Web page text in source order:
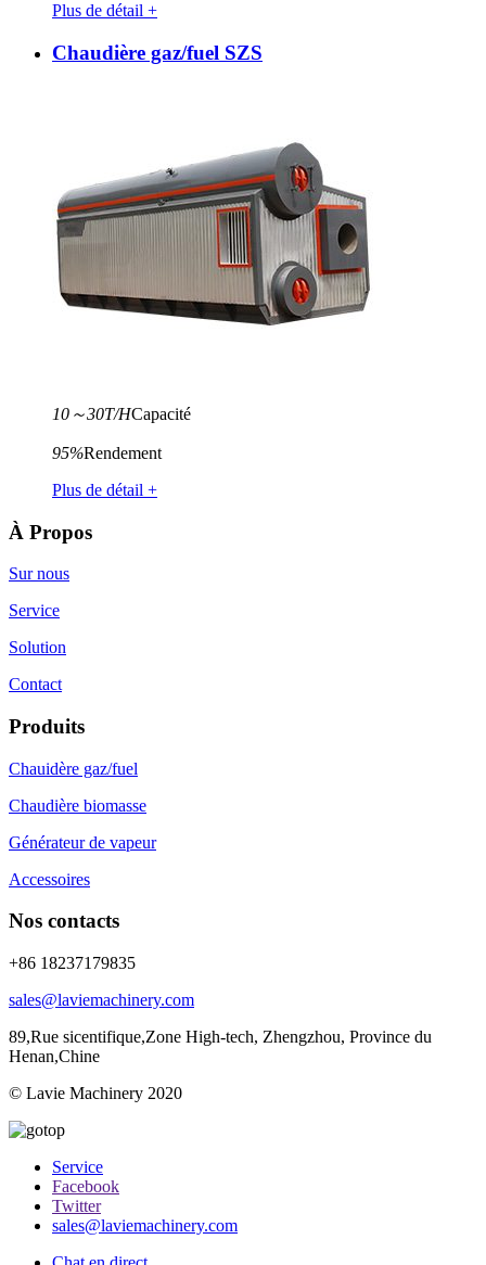
Plus de détail +
Chaudière gaz/fuel SZS
10～30T/HCapacité
95%Rendement
Plus de détail +
À Propos
Sur nous
Service
Solution
Contact
Produits
Chauidère gaz/fuel
Chaudière biomasse
Générateur de vapeur
Accessoires
Nos contacts
+86 18237179835
sales@laviemachinery.com
89,Rue sicentifique,Zone High-tech, Zhengzhou, Province du
Henan,Chine
© Lavie Machinery 2020
Service
Facebook
Twitter
sales@laviemachinery.com